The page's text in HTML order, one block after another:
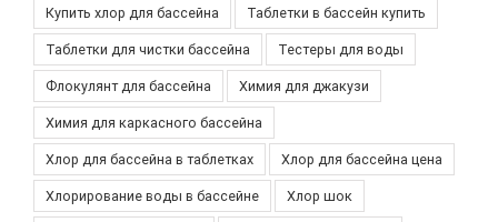
Купить хлор для бассейна Таблетки в бассейн купить
Таблетки для чистки бассейна Тестеры для воды
Флокулянт для бассейна Химия для джакузи
Химия для каркасного бассейна
Хлор для бассейна в таблетках Хлор для бассейна цена
Хлорирование воды в бассейне Хлор шок